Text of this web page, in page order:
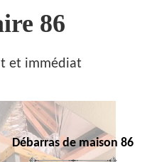
86
et immédiat
Débarras de maison 86